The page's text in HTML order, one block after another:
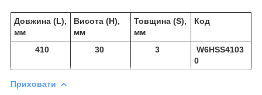
Довжина (L),
мм
Висота (Н),
мм
Товщина (S),
мм
Код
410 30 3
W6HSS4103
0
Приховати